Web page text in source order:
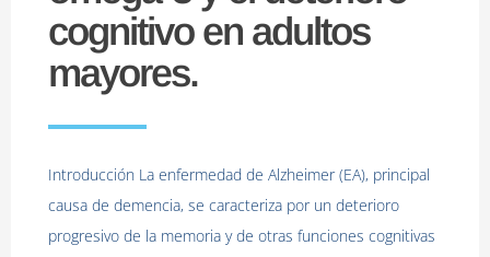
cognitivo en adultos
mayores.
Introducción La enfermedad de Alzheimer (EA), principal
causa de demencia, se caracteriza por un deterioro
progresivo de la memoria y de otras funciones cognitivas